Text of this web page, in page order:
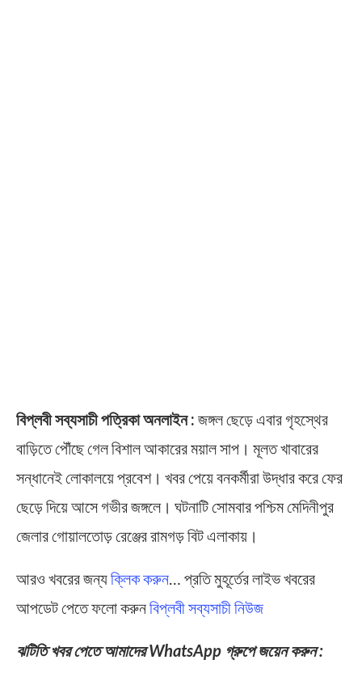
বিপ্লবী সব্যসাচী পত্রিকা অনলাইন : জঙ্গল ছেড়ে এবার গৃহস্থের
বাড়িতে পৌঁছে গেল বিশাল আকারের ময়াল সাপ। মূলত খাবারের
সন্ধানেই লোকালয়ে প্রবেশ। খবর পেয়ে বনকর্মীরা উদ্ধার করে ফের
ছেড়ে দিয়ে আসে গভীর জঙ্গলে। ঘটনাটি সোমবার পশ্চিম মেদিনীপুর
জেলার গোয়ালতোড় রেঞ্জের রামগড় বিট এলাকায়।
আরও খবরের জন্যক্লিক করুন … প্রতি মুহূর্তের লাইভ খবরের
আপডেট পেতে ফলো করুনবিপ্লবী সব্যসাচী নিউজ
ঝটিতি খবর পেতে আমাদের WhatsApp গ্রুপে জয়েন করুন :